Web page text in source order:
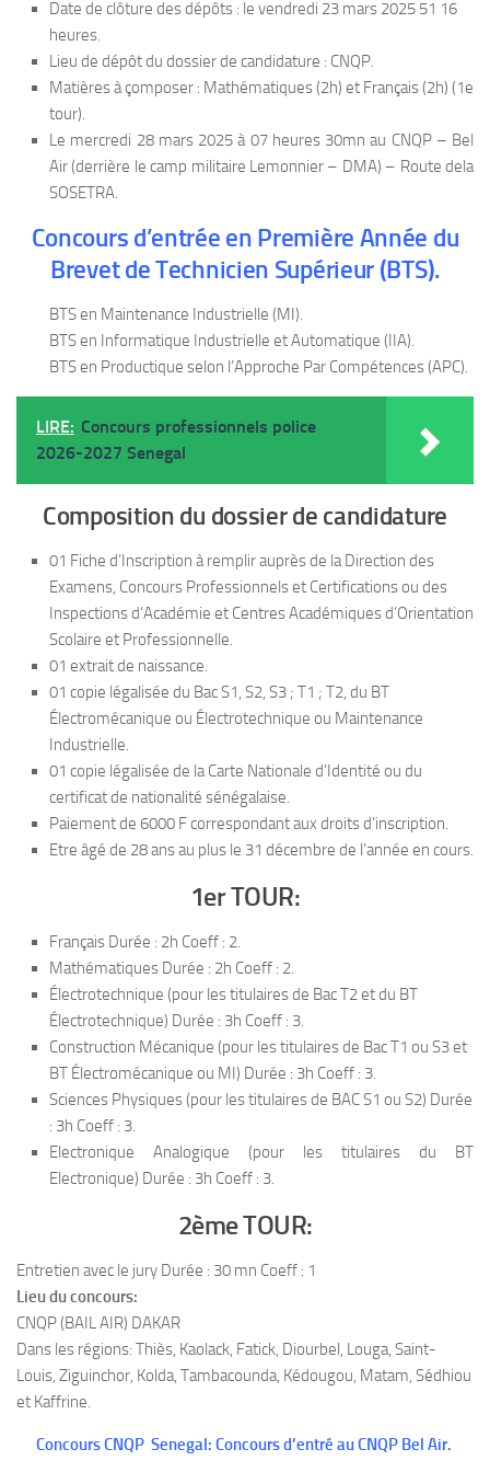
Date de clôture des dépôts : le vendredi 23 mars 2025 51 16
heures.
Lieu de dépôt du dossier de candidature : CNQP.
Matières à çomposer : Mathématiques (2h) et Français (2h) (1e
tour).
Le mercredi 28 mars 2025 à 07 heures 30mn au CNQP – Bel
Air (derrière le camp militaire Lemonnier – DMA) – Route dela
SOSETRA.
Concours d’entrée en Première Année du
Brevet de Technicien Supérieur (BTS).
BTS en Maintenance Industrielle (MI).
BTS en Informatique Industrielle et Automatique (IIA).
BTS en Productique selon l’Approche Par Compétences (APC).
LIRE: Concours professionnels police
2026-2027 Senegal
Composition du dossier de candidature
01 Fiche d’Inscription à remplir auprès de la Direction des
Examens, Concours Professionnels et Certifications ou des
Inspections d’Académie et Centres Académiques d’Orientation
Scolaire et Professionnelle.
01 extrait de naissance.
01 copie légalisée du Bac S1, S2, S3 ; T1 ; T2, du BT
Électromécanique ou Électrotechnique ou Maintenance
Industrielle.
01 copie légalisée de la Carte Nationale d’Identité ou du
certificat de nationalité sénégalaise.
Paiement de 6000 F correspondant aux droits d’inscription.
Etre âgé de 28 ans au plus le 31 décembre de l’année en cours.
1er TOUR:
Français Durée : 2h Coeff : 2.
Mathématiques Durée : 2h Coeff : 2.
Électrotechnique (pour les titulaires de Bac T2 et du BT
Électrotechnique) Durée : 3h Coeff : 3.
Construction Mécanique (pour les titulaires de Bac T1 ou S3 et
BT Électromécanique ou MI) Durée : 3h Coeff : 3.
Sciences Physiques (pour les titulaires de BAC S1 ou S2) Durée
: 3h Coeff : 3.
Electronique Analogique (pour les titulaires du BT
Electronique) Durée : 3h Coeff : 3.
2ème TOUR:
Entretien avec le jury Durée : 30 mn Coeff : 1
Lieu du concours:
CNQP (BAIL AIR) DAKAR
Dans les régions: Thiès, Kaolack, Fatick, Diourbel, Louga, Saint-
Louis, Ziguinchor, Kolda, Tambacounda, Kédougou, Matam, Sédhiou
et Kaffrine.
Concours CNQP Senegal: Concours d’entré au CNQP Bel Air.